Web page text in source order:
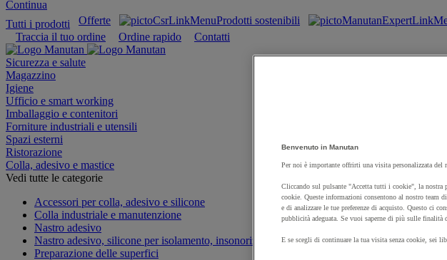
Continua
Tutti i prodotti
Offerte Prodotti sostenibili
Traccia il tuo ordine
Ordine rapido Contatti
Sicurezza e salute
Magazzino
Igiene
Ufficio e smart working
Imballaggio e contenitori
Forniture industriali e utensili
Spazi esterni
Ristorazione
Colla, adesivo e mastice
Vedi tutte le categorie
Accessori per colla, adesivo e silicone
Colla industriale e manutenzione
Nastro adesivo
Nastro adesivo, silicone per isolamento, insonorizzazione e tenuta
Preparazione delle superfici
Benvenuto in Manutan
Per noi è importante offrirti una visita personalizzata del
Cliccando sul pulsante "Accetta tutti i cookie", la nostra
cookie. Queste informazioni consentono al nostro team
e di analizzare le tue preferenze di acquisto. Questo ci
pubblicità adeguata. Se vuoi saperne di più sulle
E se scegli di continuare la tua visita senza cookie, sei